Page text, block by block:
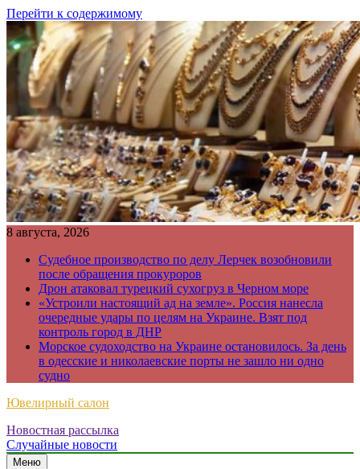
Перейти к содержимому
8 августа, 2026
Судебное производство по делу Лерчек возобновили
после обращения прокуроров
Дрон атаковал турецкий сухогруз в Черном море
«Устроили настоящий ад на земле». Россия нанесла
очередные удары по целям на Украине. Взят под
контроль город в ДНР
Морское судоходство на Украине остановилось. За день
в одесские и николаевские порты не зашло ни одно
судно
Ювелирный салон
Новостная рассылка
Случайные новости
Меню